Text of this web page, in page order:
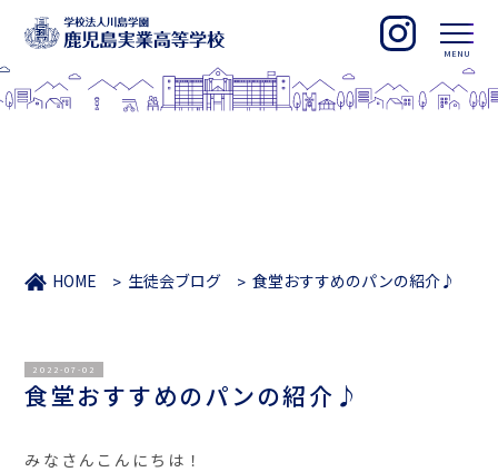
HOME 生徒会ブログ 食堂おすすめのパンの紹介♪
2022-07-02
食堂おすすめのパンの紹介♪
みなさんこんにちは！